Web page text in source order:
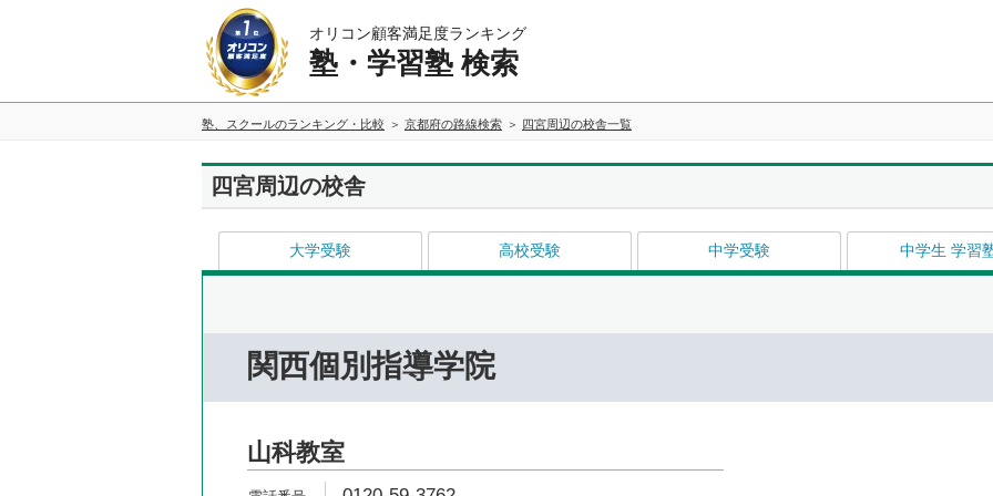
オリコン顧客満足度ランキング
塾・学習塾 検索
塾、スクールのランキング・比較 京都府の路線検索 四宮周辺の校舎一覧
四宮周辺の校舎
大学受験 高校受験 中学受験 中学生 学習
関西個別指導学院
山科教室